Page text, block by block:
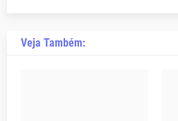
Veja Também: